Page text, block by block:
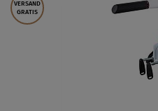
VERSAND
GRATIS